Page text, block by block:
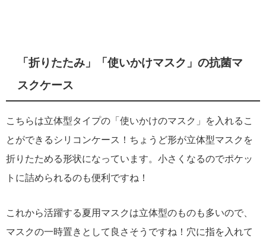
「折りたたみ」「使いかけマスク」の抗菌マ
スクケース
こちらは立体型タイプの「使いかけのマスク」を入れるこ
とができるシリコンケース！ちょうど形が立体型マスクを
折りたためる形状になっています。小さくなるのでポケッ
トに詰められるのも便利ですね！
これから活躍する夏用マスクは立体型のものも多いので、
マスクの一時置きとして良さそうですね！穴に指を入れて